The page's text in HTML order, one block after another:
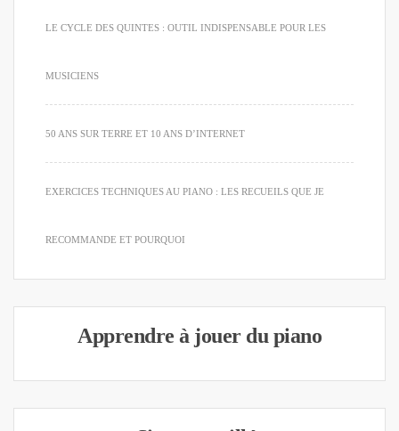
LE CYCLE DES QUINTES : OUTIL INDISPENSABLE POUR LES
MUSICIENS
50 ANS SUR TERRE ET 10 ANS D’INTERNET
EXERCICES TECHNIQUES AU PIANO : LES RECUEILS QUE JE
RECOMMANDE ET POURQUOI
Apprendre à jouer du piano